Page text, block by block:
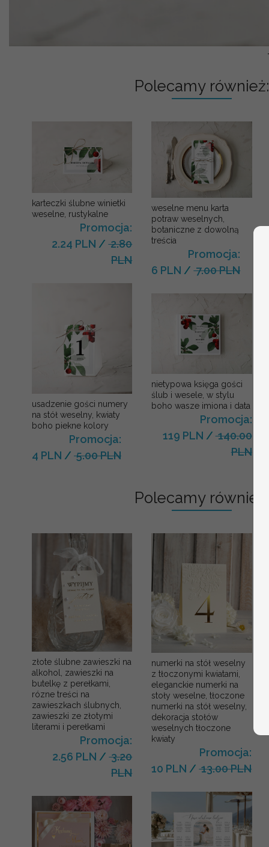
Polecamy również:
karteczki ślubne winietki
weselne, rustykalne
Promocja:
2.24 PLN /2.80
PLN
usadzenie gości numery
na stół weselny, kwiaty
boho piekne kolory
Promocja:
4 PLN / 5.00 PLN
weselne menu karta
potraw weselnych,
botaniczne z dowolną
treścia
Promocja:
6 PLN /7.00 PLN
nietypowa księga gości
ślub i wesele, w stylu
boho wasze imiona i data
Promocja:
119 PLN /140.00
PLN
Polecamy również:
złote ślubne zawieszki na
alkohol, zawieszki na
butelkę z perełkami,
rózne treści na
zawieszkach ślubnych,
zawieszki ze złotymi
literami i perełkami
Promocja:
2.56 PLN /3.20
PLN
numerki na stół weselny
z tłoczonymi kwiatami,
eleganckie numerki na
stoły weselne, tłoczone
numerki na stół weselny,
dekoracja stołów
weselnych tłoczone
kwiaty
Promocja:
10 PLN /13.00 PLN